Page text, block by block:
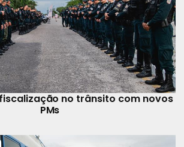
no trânsito com novos
PMs